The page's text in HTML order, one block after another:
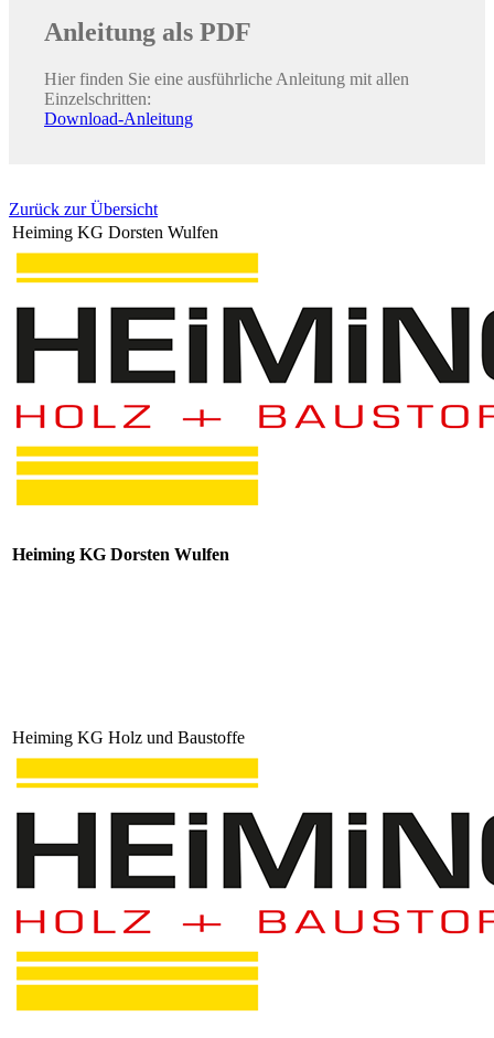
Anleitung als PDF
Hier finden Sie eine ausführliche Anleitung mit allen
Einzelschritten:
Download-Anleitung
Zurück zur Übersicht
Heiming KG Dorsten Wulfen
Heiming KG Dorsten Wulfen
Heiming KG Holz und Baustoffe